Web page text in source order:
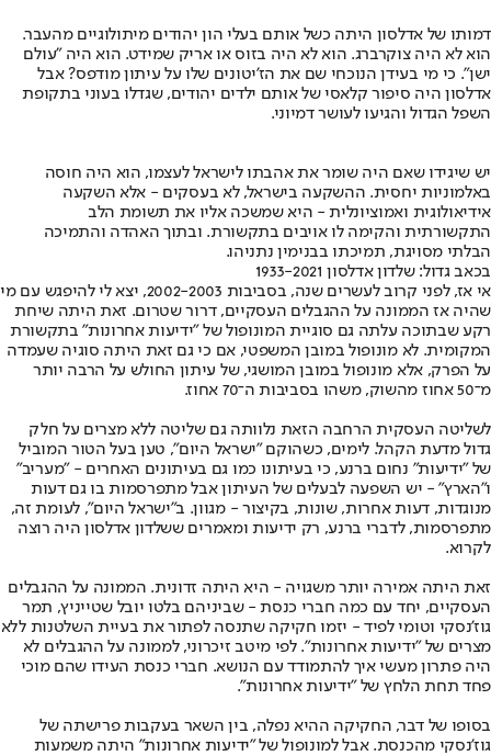
דמותו של אדלסון היתה כשל אותם בעלי הון יהודים מיתולוגיים מהעבר.
הוא לא היה צוקרברג. הוא לא היה בזוס או אריק שמידט. הוא היה "עולם
ישן". כי מי בעידן הנוכחי שם את הז'יטונים שלו על עיתון מודפס? אבל
אדלסון היה סיפור קלאסי של אותם ילדים יהודים, שגדלו בעוני בתקופת
השפל הגדול והגיעו לעושר דמיוני.
יש שיגידו שאם היה שומר את אהבתו לישראל לעצמו, הוא היה חוסה
באלמוניות יחסית. ההשקעה בישראל, לא בעסקים - אלא השקעה
אידיאולוגית ואמוציונלית - היא שמשכה אליו את תשומת הלב
התקשורתית והקימה לו אויבים בתקשורת. ובתוך האהדה והתמיכה
הבלתי מסויגת, תמיכתו בבנימין נתניהו.
בכאב גדול: שלדון אדלסון 1933-2021
אי אז, לפני קרוב לעשרים שנה, בסביבות 2002-2003, יצא לי להיפגש עם מי
שהיה אז הממונה על ההגבלים העסקיים, דרור שטרום. זאת היתה שיחת
רקע שבתוכה עלתה גם סוגיית המונופול של "ידיעות אחרונות" בתקשורת
המקומית. לא מונופול במובן המשפטי, אם כי גם זאת היתה סוגיה שעמדה
על הפרק, אלא מונופול במובן המושגי, של עיתון החולש על הרבה יותר
מ־50 אחוז מהשוק, משהו בסביבות ה־70 אחוז.
לשליטה העסקית הרחבה הזאת נלוותה גם שליטה ללא מצרים על חלק
גדול מדעת הקהל. לימים, כשהוקם "ישראל היום", טען בעל הטור המוביל
של "ידיעות" נחום ברנע, כי בעיתונו כמו גם בעיתונים האחרים - "מעריב"
ו"הארץ" - יש השפעה לבעלים של העיתון אבל מתפרסמות בו גם דעות
מנוגדות, דעות אחרות, שונות, בקיצור - מגוון. ב"ישראל היום", לעומת זה,
מתפרסמות, לדברי ברנע, רק ידיעות ומאמרים ששלדון אדלסון היה רוצה
לקרוא.
זאת היתה אמירה יותר משגויה - היא היתה זדונית. הממונה על ההגבלים
העסקיים, יחד עם כמה חברי כנסת - שביניהם בלטו יובל שטייניץ, תמר
גוז'נסקי וטומי לפיד - יזמו חקיקה שתנסה לפתור את בעיית השלטנות ללא
מצרים של "ידיעות אחרונות". לפי מיטב זיכרוני, לממונה על ההגבלים לא
היה פתרון מעשי איך להתמודד עם הנושא. חברי כנסת העידו שהם מוכי
פחד תחת הלחץ של "ידיעות אחרונות".
בסופו של דבר, החקיקה ההיא נפלה, בין השאר בעקבות פרישתה של
גוז'נסקי מהכנסת. אבל למונופול של "ידיעות אחרונות" היתה משמעות